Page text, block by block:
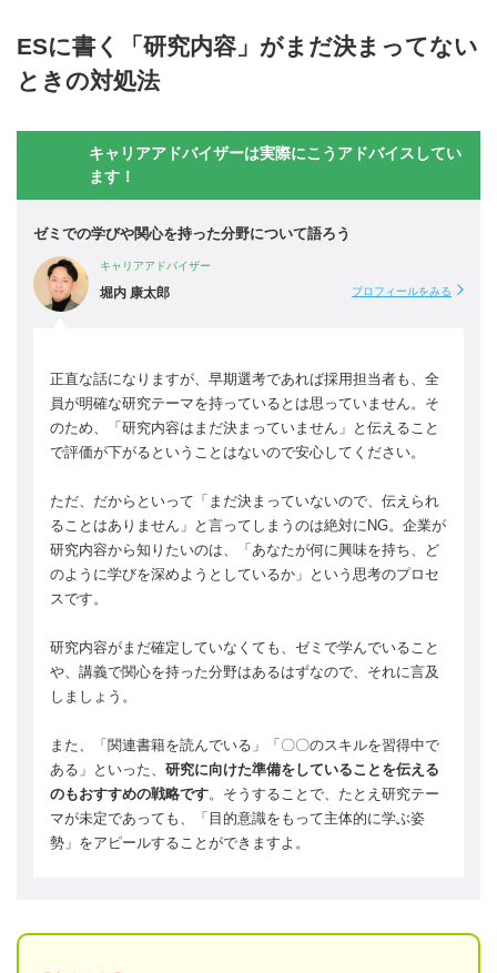
ESに書く「研究内容」がまだ決まってない
ときの対処法
キャリアアドバイザーは実際にこうアドバイスしてい
ます！
ゼミでの学びや関心を持った分野について語ろう
キャリアアドバイザー
堀内 康太郎 プロフィールをみる
正直な話になりますが、早期選考であれば採用担当者も、全
員が明確な研究テーマを持っているとは思っていません。そ
のため、「研究内容はまだ決まっていません」と伝えること
で評価が下がるということはないので安心してください。
ただ、だからといって「まだ決まっていないので、伝えられ
ることはありません」と言ってしまうのは絶対にNG。企業が
研究内容から知りたいのは、「あなたが何に興味を持ち、ど
のように学びを深めようとしているか」という思考のプロセ
スです。
研究内容がまだ確定していなくても、ゼミで学んでいること
や、講義で関心を持った分野はあるはずなので、それに言及
しましょう。
また、「関連書籍を読んでいる」「〇〇のスキルを習得中で
ある」といった、 研究に向けた準備をしていることを伝える
のもおすすめの戦略です。そうすることで、たとえ研究テー
マが未定であっても、「目的意識をもって主体的に学ぶ姿
勢」をアピールすることができますよ。